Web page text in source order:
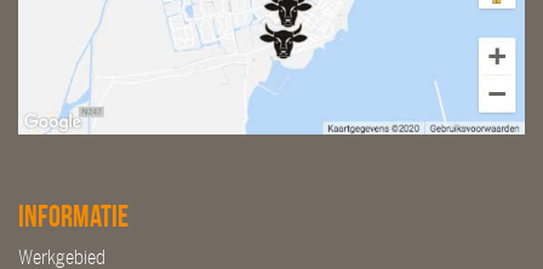
Informatie
Werkgebied